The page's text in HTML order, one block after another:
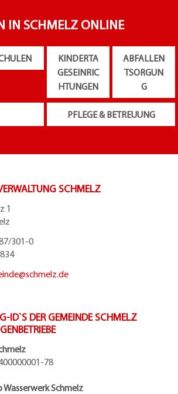
IN SCHMELZ ONLINE
KINDERTA
GESEINRIC
HTUNGEN
ABFALLEN
TSORGUN
G
PFLEGE & BETREUUNG
SCHMELZ
1
301-0
schmelz.de
ID`S DER GEMEINDE SCHMELZ
78
Wasserwerk Schmelz